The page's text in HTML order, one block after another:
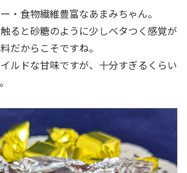
・食物繊維豊富なあまみちゃん。
ると砂糖のように少しベタつく感覚が
だからこそですね。
ルドな甘味ですが、十分すぎるくらい